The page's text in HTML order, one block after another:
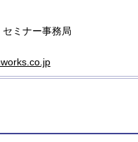
ミナー事務局